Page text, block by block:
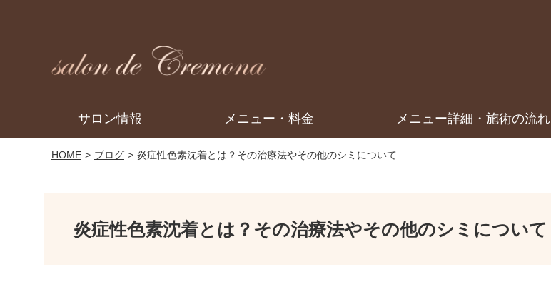
サロン情報 メニュー・料金 メニュー詳細・施術の流れ
HOME ブログ 炎症性色素沈着とは？その治療法やその他のシミについて
炎症性色素沈着とは？その治療法やその他のシミについて